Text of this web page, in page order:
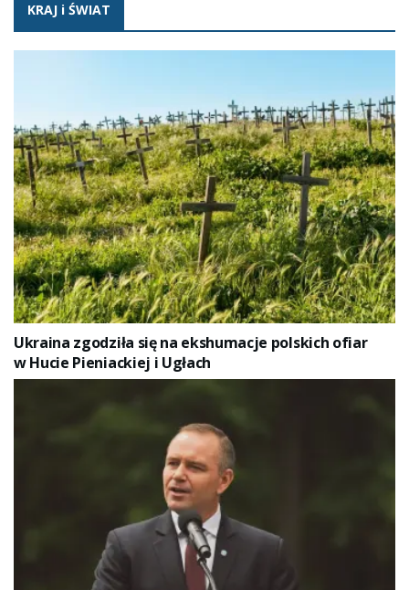
KRAJ i ŚWIAT
Ukraina zgodziła się na ekshumacje polskich ofiar
w Hucie Pieniackiej i Ugłach